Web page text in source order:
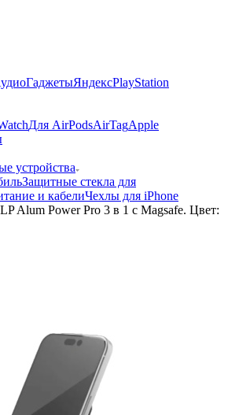
ГаджетыЯндексPlayStation
Для AirPodsAirTagApple
устройства
Защитные стекла для
и кабелиЧехлы для iPhone
Alum Power Pro 3 в 1 с Magsafe. Цвет: